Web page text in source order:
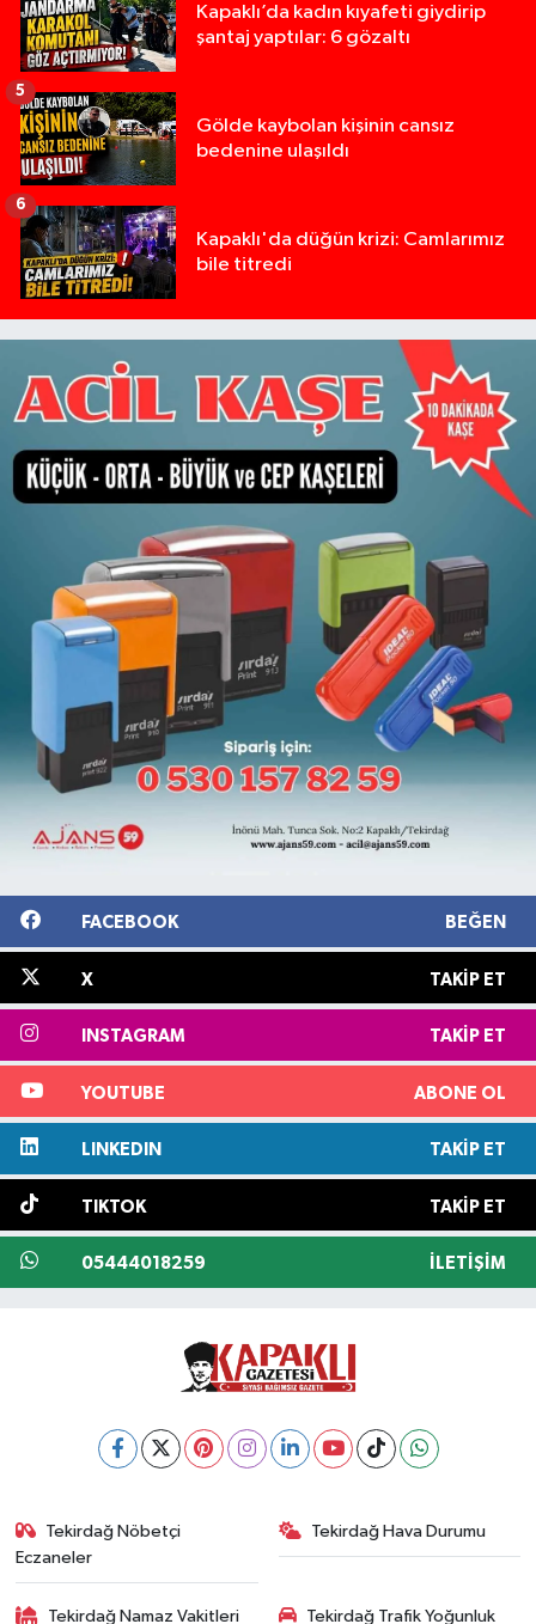
Kapaklı’da kadın kıyafeti giydirip
şantaj yaptılar: 6 gözaltı
Gölde kaybolan kişinin cansız
bedenine ulaşıldı
5
Kapaklı'da düğün krizi: Camlarımız
bile titredi
6
FACEBOOK BEĞEN
X TAKIP ET
INSTAGRAM TAKIP ET
YOUTUBE ABONE OL
LINKEDIN TAKIP ET
TIKTOK TAKIP ET
05444018259 İLETIŞIM
Tekirdağ Nöbetçi
Eczaneler
Tekirdağ Hava Durumu
Tekirdağ Namaz Vakitleri Tekirdağ Trafik Yoğunluk